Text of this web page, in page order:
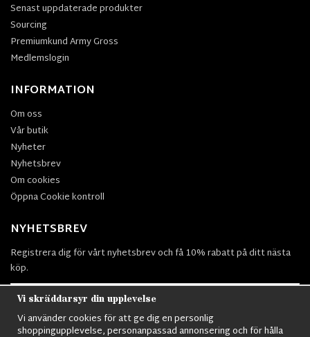
Senast uppdaterade produkter
Sourcing
Premiumkund Army Gross
Medlemslogin
INFORMATION
Om oss
Vår butik
Nyheter
Nyhetsbrev
Om cookies
Öppna Cookie kontroll
NYHETSBREV
Registrera dig för vårt nyhetsbrev och få 10% rabatt på ditt nästa
köp.
Prenumerera
Vi skräddarsyr din upplevelse
Vi använder cookies för att ge dig en personlig
shoppingupplevelse, personanpassad annonsering och för hålla